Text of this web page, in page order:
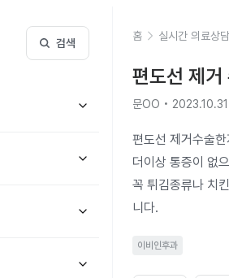
검색
홈 실시간 의료상담
편도선 제거
문OO • 2023.10.31
편도선 제거수술
더이상 통증이 없
꼭 튀김종류나 치
니다.
이비인후과